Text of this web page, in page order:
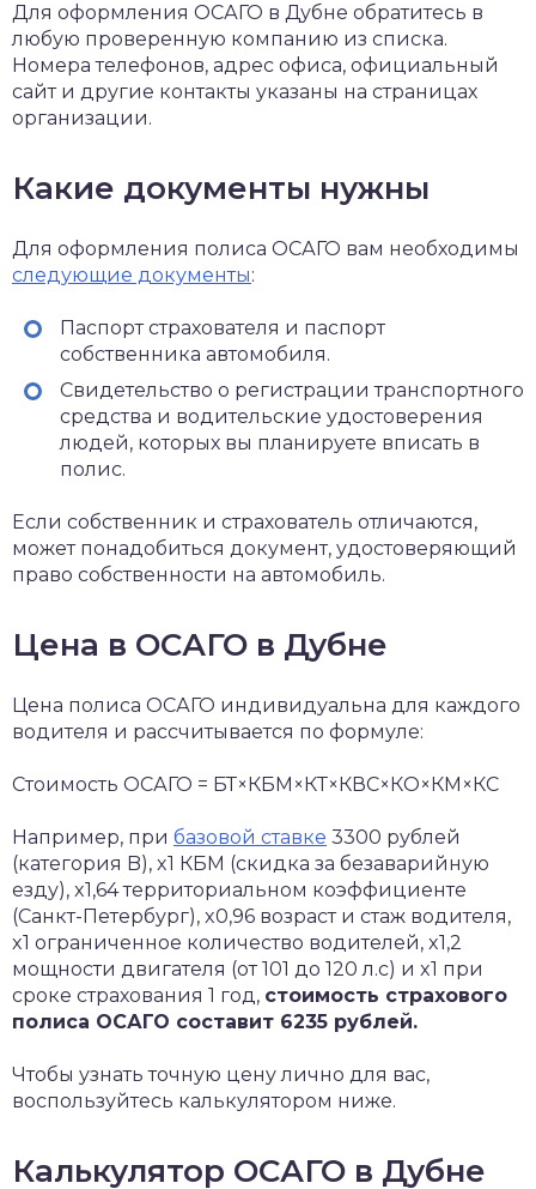
Для оформления ОСАГО в Дубне обратитесь в
любую проверенную компанию из списка.
Номера телефонов, адрес офиса, официальный
сайт и другие контакты указаны на страницах
организации.
Какие документы нужны
Для оформления полиса ОСАГО вам необходимы
следующие документы:
Паспорт страхователя и паспорт
собственника автомобиля.
Свидетельство о регистрации транспортного
средства и водительские удостоверения
людей, которых вы планируете вписать в
полис.
Если собственник и страхователь отличаются,
может понадобиться документ, удостоверяющий
право собственности на автомобиль.
Цена в ОСАГО в Дубне
Цена полиса ОСАГО индивидуальна для каждого
водителя и рассчитывается по формуле:
Стоимость ОСАГО = БТ×КБМ×КТ×КВС×КО×КМ×КС
Например, при базовой ставке 3300 рублей
(категория B), x1 КБМ (скидка за безаварийную
езду), x1,64 территориальном коэффициенте
(Санкт-Петербург), x0,96 возраст и стаж водителя,
x1 ограниченное количество водителей, x1,2
мощности двигателя (от 101 до 120 л.с) и x1 при
сроке страхования 1 год, стоимость страхового
полиса ОСАГО составит 6235 рублей.
Чтобы узнать точную цену лично для вас,
воспользуйтесь калькулятором ниже.
Калькулятор ОСАГО в Дубне